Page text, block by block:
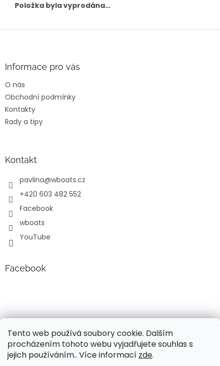
Tento web používá soubory cookie. Dalším
procházením tohoto webu vyjadřujete souhlas s
jejich používáním.. Více informací zde.
Položka byla vyprodána…
Informace pro vás
O nás
Obchodní podmínky
Kontakty
Rady a tipy
Kontakt
pavlina@wboats.cz
+420 603 482 552
Facebook
wboats
YouTube
Facebook